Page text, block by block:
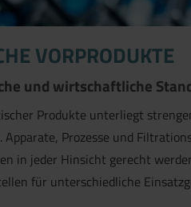
VORPRODUKTE
und wirtschaftliche
Produkte unterliegt
Prozesse und
in jeder Hinsicht gerecht
für unterschiedliche